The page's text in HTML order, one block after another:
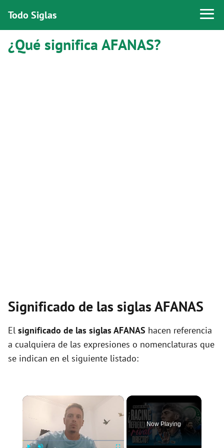
Todo Siglas
¿Qué significa AFANAS?
Significado de las siglas AFANAS
El significado de las siglas AFANAS hacen referencia
a cualquiera de las expresiones o nomenclaturas que
se indican en el siguiente listado:
×
Now Playing